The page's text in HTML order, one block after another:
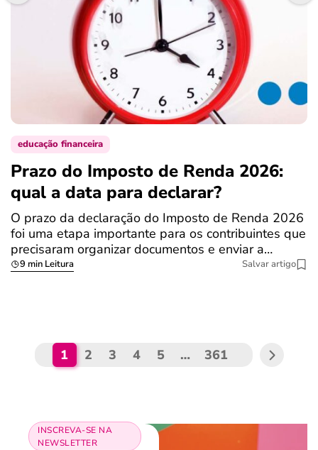
educação financeira
Prazo do Imposto de Renda 2026:
qual a data para declarar?
O prazo da declaração do Imposto de Renda 2026
foi uma etapa importante para os contribuintes que
precisaram organizar documentos e enviar a…
9 min Leitura Salvar artigo
1 2 3 4 5 … 361
INSCREVA-SE NA
NEWSLETTER